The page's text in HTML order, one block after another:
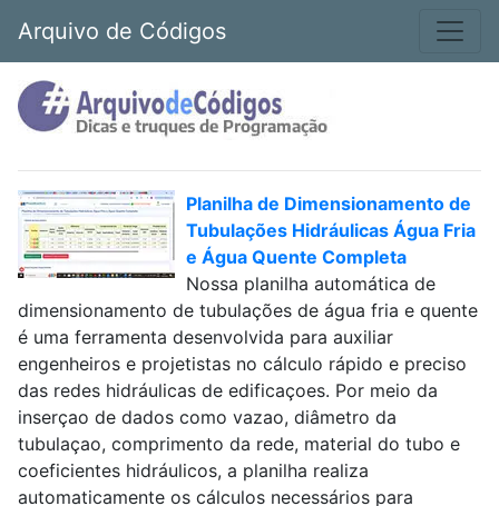
Arquivo de Códigos
Planilha de Dimensionamento de
Tubulações Hidráulicas Água Fria
e Água Quente Completa
Nossa planilha automática de
dimensionamento de tubulações de água fria e quente
é uma ferramenta desenvolvida para auxiliar
engenheiros e projetistas no cálculo rápido e preciso
das redes hidráulicas de edificaçoes. Por meio da
inserçao de dados como vazao, diâmetro da
tubulaçao, comprimento da rede, material do tubo e
coeficientes hidráulicos, a planilha realiza
automaticamente os cálculos necessários para